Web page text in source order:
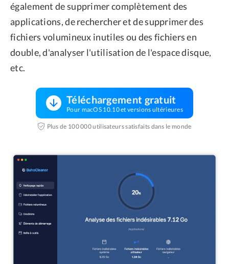
également de supprimer complètement des
applications, de rechercher et de supprimer des
fichiers volumineux inutiles ou des fichiers en
double, d'analyser l'utilisation de l'espace disque,
etc.
Téléchargement gratuit
Pour macOS 10.10 et versions ultérieures
Plus de 100 000 utilisateurs satisfaits dans le monde